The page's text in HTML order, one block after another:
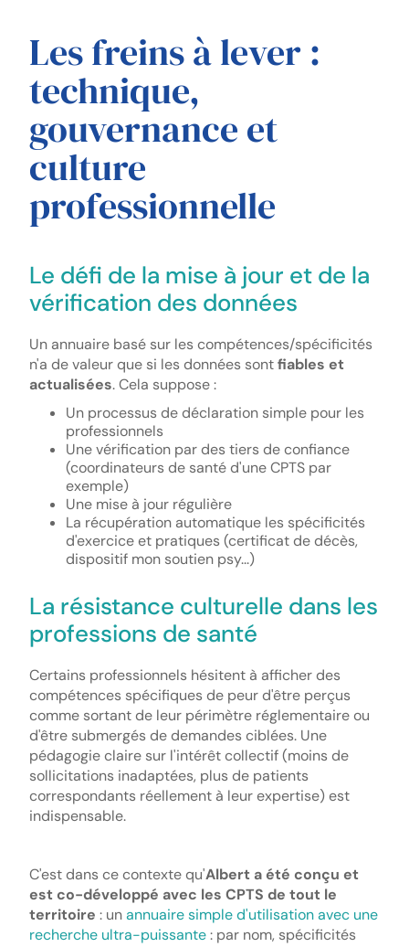
Les freins à lever :
technique,
gouvernance et
culture
professionnelle
Le défi de la mise à jour et de la
vérification des données
Un annuaire basé sur les compétences/spécificités
n'a de valeur que si les données sontfiables et
actualisées. Cela suppose :
Un processus de déclaration simple pour les
professionnels
Une vérification par des tiers de confiance
(coordinateurs de santé d'une CPTS par
exemple)
Une mise à jour régulière
La récupération automatique les spécificités
d'exercice et pratiques (certificat de décès,
dispositif mon soutien psy...)
La résistance culturelle dans les
professions de santé
Certains professionnels hésitent à afficher des
compétences spécifiques de peur d'être perçus
comme sortant de leur périmètre réglementaire ou
d'être submergés de demandes ciblées. Une
pédagogie claire sur l'intérêt collectif (moins de
sollicitations inadaptées, plus de patients
correspondants réellement à leur expertise) est
indispensable.
C'est dans ce contexte qu'Albert a été conçu et
est co-développé avec les CPTS de tout le
territoire : unannuaire simple d'utilisation avec une
recherche ultra-puissante: par nom, spécificités